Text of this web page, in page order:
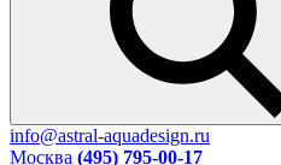
info@astral-aquadesign.ru
Москва (495) 795-00-17